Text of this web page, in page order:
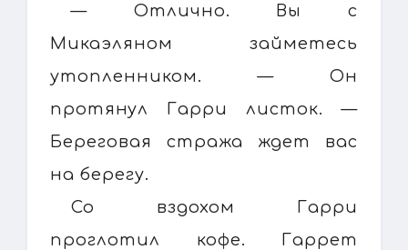
— Отлично. Вы с
Микаэляном займетесь
утопленником. — Он
протянул Гарри листок. —
Береговая стража ждет вас
на берегу.
Со вздохом Гарри
проглотил кофе. Гаррет